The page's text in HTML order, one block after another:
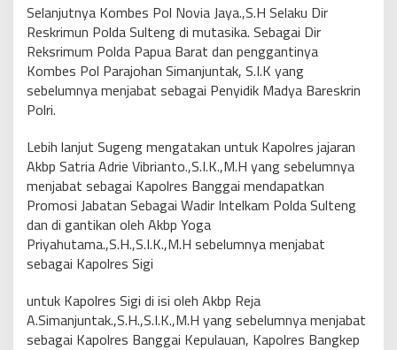
Selanjutnya Kombes Pol Novia Jaya.,S.H Selaku Dir
Reskrimun Polda Sulteng di mutasika. Sebagai Dir
Reksrimum Polda Papua Barat dan penggantinya
Kombes Pol Parajohan Simanjuntak, S.I.K yang
sebelumnya menjabat sebagai Penyidik Madya Bareskrin
Polri.
Lebih lanjut Sugeng mengatakan untuk Kapolres jajaran
Akbp Satria Adrie Vibrianto.,S.I.K.,M.H yang sebelumnya
menjabat sebagai Kapolres Banggai mendapatkan
Promosi Jabatan Sebagai Wadir Intelkam Polda Sulteng
dan di gantikan oleh Akbp Yoga
Priyahutama.,S.H.,S.I.K.,M.H sebelumnya menjabat
sebagai Kapolres Sigi
untuk Kapolres Sigi di isi oleh Akbp Reja
A.Simanjuntak.,S.H.,S.I.K.,M.H yang sebelumnya menjabat
sebagai Kapolres Banggai Kepulauan, Kapolres Bangkep